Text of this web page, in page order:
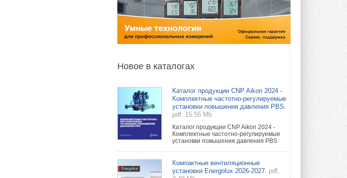
Новое в каталогах
Каталог продукции CNP Aikon 2024 -
Комплектные частотно-регулируемые
установки повышения давления PBS.
pdf, 15.55 Mb
Каталог продукции CNP Aikon 2024 -
Комплектные частотно-регулируемые
установки повышения давления PBS
Компактные вентиляционные
установки Energolux 2026-2027. pdf,